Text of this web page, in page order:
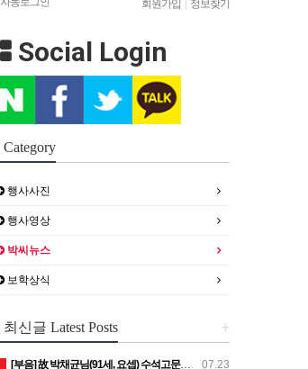
회원가입 정보찾기
Social Login
Category
행사사진
행사영상
박씨뉴스
보학상식
+
최신글 Latest Posts
07.23
[부음] 故 박채균님(91세, 요셉) 수석고문님 선종 - 발인 7월25일 (토) 05시